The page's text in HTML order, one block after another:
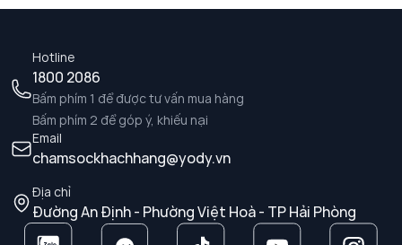
Hotline
1800 2086
Bấm phím 1 để được tư vấn mua hàng
Bấm phím 2 để góp ý, khiếu nại
Email
chamsockhachhang@yody.vn
Địa chỉ
Đường An Định - Phường Việt Hoà - TP Hải Phòng